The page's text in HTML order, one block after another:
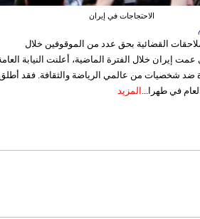
الاحتجاجات في إيران
القضائية بحق عدد من الموقوفين خلال
عمت إيران خلال الفترة الماضية، أعلنت النيابة
ضد شخصيات من عالمي الرياضة والثقافة. فقد
في طهرا... المزيد